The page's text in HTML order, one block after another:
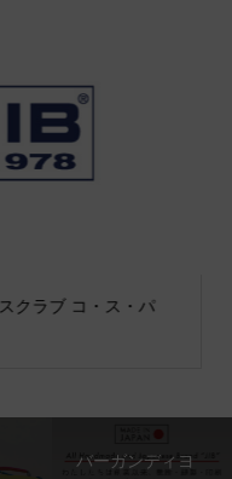
クラブ コ・ス・パ
バーガンディヨ